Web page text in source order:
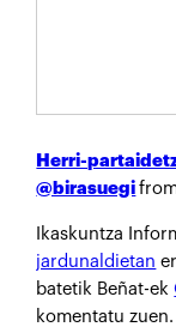
Herri-
@birasuegi
Ikaskuntza
jardunaldietan
batetik Beñat-ek
komentatu